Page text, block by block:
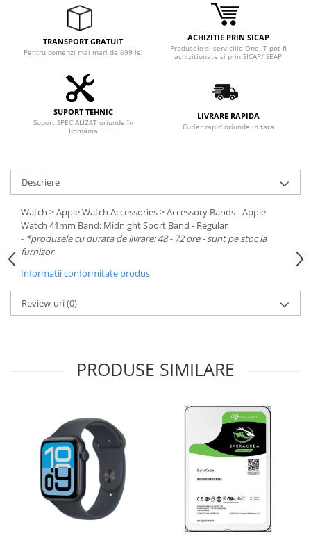
TRANSPORT GRATUIT
Pentru comenzi mai mari de 699 lei
ACHIZITIE PRIN SICAP
Produsele si serviciile One-IT pot fi
achizitionate si prin SICAP/ SEAP
SUPORT TEHNIC
Suport SPECIALIZAT oriunde în
România
LIVRARE RAPIDA
Curier rapid oriunde in tara
Descriere
Watch > Apple Watch Accessories > Accessory Bands - Apple
Watch 41mm Band: Midnight Sport Band - Regular
- *produsele cu durata de livrare: 48 - 72 ore - sunt pe stoc la
furnizor
Informatii conformitate produs
Review-uri(0)
PRODUSE SIMILARE